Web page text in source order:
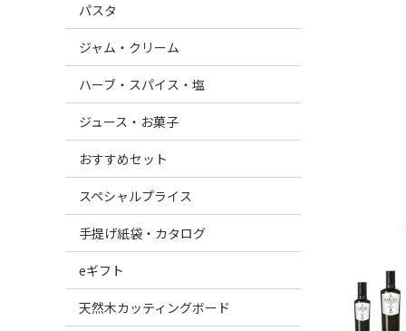
パスタ
ジャム・クリーム
ハーブ・スパイス・塩
ジュース・お菓子
おすすめセット
スペシャルプライス
手提げ紙袋・カタログ
eギフト
天然木カッティングボード